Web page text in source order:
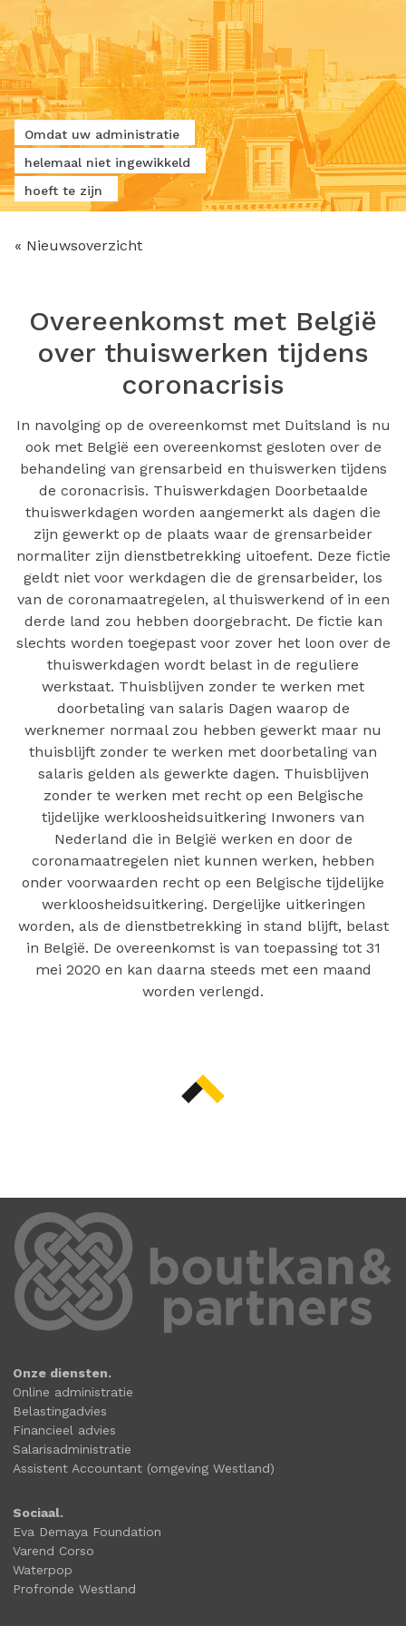
Omdat uw administratie
helemaal niet ingewikkeld
hoeft te zijn
« Nieuwsoverzicht
Overeenkomst met België
over thuiswerken tijdens
coronacrisis
In navolging op de overeenkomst met Duitsland is nu
ook met België een overeenkomst gesloten over de
behandeling van grensarbeid en thuiswerken tijdens
de coronacrisis. Thuiswerkdagen Doorbetaalde
thuiswerkdagen worden aangemerkt als dagen die
zijn gewerkt op de plaats waar de grensarbeider
normaliter zijn dienstbetrekking uitoefent. Deze fictie
geldt niet voor werkdagen die de grensarbeider, los
van de coronamaatregelen, al thuiswerkend of in een
derde land zou hebben doorgebracht. De fictie kan
slechts worden toegepast voor zover het loon over de
thuiswerkdagen wordt belast in de reguliere
werkstaat. Thuisblijven zonder te werken met
doorbetaling van salaris Dagen waarop de
werknemer normaal zou hebben gewerkt maar nu
thuisblijft zonder te werken met doorbetaling van
salaris gelden als gewerkte dagen. Thuisblijven
zonder te werken met recht op een Belgische
tijdelijke werkloosheidsuitkering Inwoners van
Nederland die in België werken en door de
coronamaatregelen niet kunnen werken, hebben
onder voorwaarden recht op een Belgische tijdelijke
werkloosheidsuitkering. Dergelijke uitkeringen
worden, als de dienstbetrekking in stand blijft, belast
in België. De overeenkomst is van toepassing tot 31
mei 2020 en kan daarna steeds met een maand
worden verlengd.
Onze diensten.
Online administratie
Belastingadvies
Financieel advies
Salarisadministratie
Assistent Accountant (omgeving Westland)
Sociaal.
Eva Demaya Foundation
Varend Corso
Waterpop
Profronde Westland